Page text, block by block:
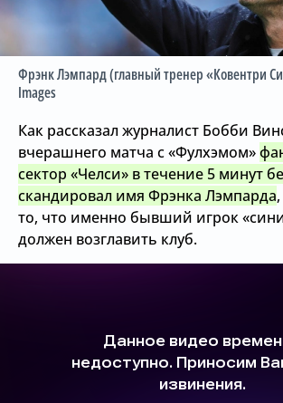
Фрэнк Лэмпард (главный тренер «Ковентри
Images
Как рассказал журналист Бобби
вчерашнего матча с «Фулхэмом»
сектор «Челси» в течение 5 минут
скандировал имя Фрэнка Лэмпарда
то, что именно бывший игрок
должен возглавить клуб.